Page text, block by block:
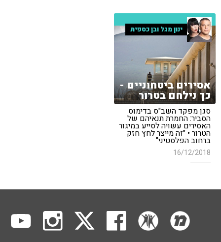
ינון מגל ובן כספית
אסירים ביטחוניים -
כך נילחם בטרור
סגן מפקד השב"ס בדימוס
הסביר: החמרת תנאיהם של
האסירים עשויה לסייע במיגור
הטרור • "זה מייצר לחץ חזק
ברחוב הפלסטיני"
16/12/2018